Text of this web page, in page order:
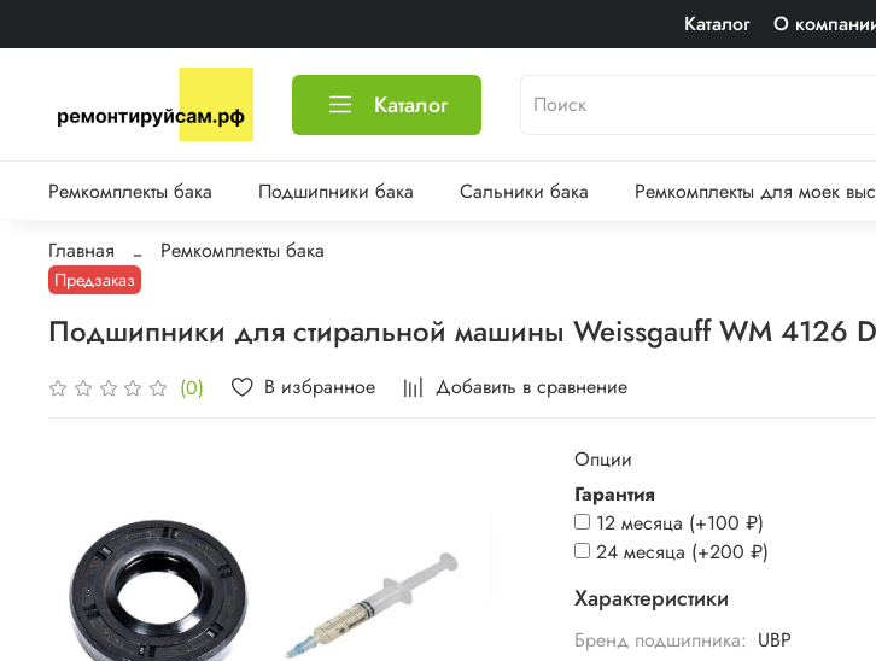
Каталог О
Каталог
Ремкомплекты бака Подшипники бака Сальники бака Ремкомплекты для моек
Главная Ремкомплекты бака
Предзаказ
Подшипники для стиральной машины Weissgauff WM 4126
(0) В избранное Добавить в сравнение
Опции
Гарантия
12 месяца (+100 ₽)
24 месяца (+200 ₽)
Характеристики
Бренд подшипника: UBP